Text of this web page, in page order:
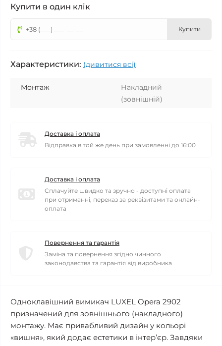
Купити в один клік
Купити
Характеристики: (дивитися всі)
Монтаж
Накладний
(зовнішній)
Доставка і оплата
Відправка в той же день при замовленні до 16:00
Доставка і оплата
Сплачуйте швидко та зручно - доступні оплата
при отриманні, переказ за реквізитами та онлайн-
оплата
Повернення та гарантія
Заміна та повернення згідно чинного
законодавства та гарантія від виробника
Одноклавішний вимикач LUXEL Opera 2902
призначений для зовнішнього (накладного)
монтажу. Має привабливий дизайн у кольорі
«вишня», який додає естетики в інтер’єр. Завдяки